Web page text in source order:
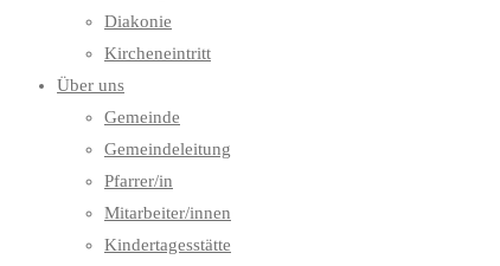
Diakonie
Kircheneintritt
Über uns
Gemeinde
Gemeindeleitung
Pfarrer/in
Mitarbeiter/innen
Kindertagesstätte